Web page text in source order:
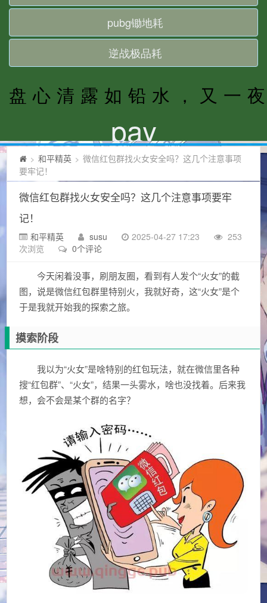
> 和平精英 > 微信红包群找火女安全吗？这几个注意事项
要牢记！
微信红包群找火女安全吗？这几个注意事项要牢
记！
和平精英 susu 2025-04-27 17:23
253
次浏览
0个评论
今天闲着没事，刷朋友圈，看到有人发个“火女”的截
图，说是微信红包群里特别火，我就好奇，这“火女”是个
于是我就开始我的探索之旅。
摸索阶段
我以为“火女”是啥特别的红包玩法，就在微信里各种
搜“红包群”、“火女”，结果一头雾水，啥也没找着。后来我
想，会不会是某个群的名字？